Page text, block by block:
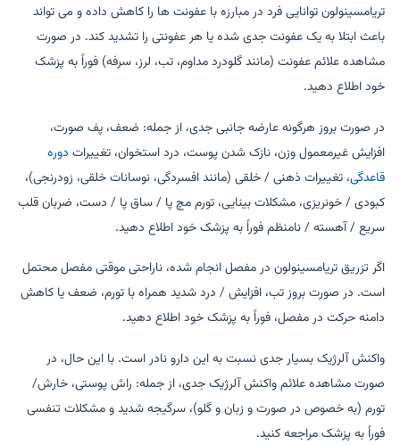
تریامسینولون توانایی فرد در مبارزه با عفونت ها را کاهش داده و می تواند
باعث ابتلا به یک عفونت جدی شده یا هر عفونتی را تشدید کند. در صورت
مشاهده علائم عفونت (مانند گلودرد مداوم، تب، لرز، سرفه) فوراً به پزشک
خود اطلاع دهید.
در صورت بروز هرگونه عارضه جانبی جدی، از جمله: ضعف، پف صورت،
افزایش غیرمعمول وزن، نازک شدن پوست، درد استخوان، تغییرات دوره
قاعدگی، تغییرات ذهنی / خلقی (مانند افسردگی، نوسانات خلقی، زودرنجی)،
کبودی / خونریزی، مشکلات بینایی، تورم مچ پا / ساق پا / دست، ضربان قلب
سریع / آهسته / نامنظم فوراً به پزشک خود اطلاع دهید.
اگر تزریق تریامسینولون در مفصل انجام شده، ناراحتی موقتی مفصل محتمل
است. در صورت بروز تب، افزایش / درد شدید همراه با تورم، ضعف یا کاهش
دامنه حرکت در مفصل، فوراً به پزشک خود اطلاع دهید.
واکنش آلرژیک بسیار جدی نسبت به این دارو نادر است. با این حال، در
صورت مشاهده علائم واکنش آلرژیک جدی، از جمله: راش پوستی، خارش/
تورم (به خصوص در صورت و زبان و گلو)، سرگیجه شدید و مشکلات تنفسی
فوراً به پزشک مراجعه کنید.